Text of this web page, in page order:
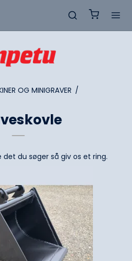
OG MINIGRAVER /
det du søger så giv os et ring.